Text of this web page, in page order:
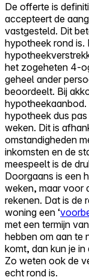
De offerte is
accepteert de
vastgesteld. Dit
hypotheek rond is.
het zogeheten 4-
geheel ander
beoordeelt. Bij
hypotheekaanbod.
hypotheek dus
weken. Dit is
omstandigheden
inkomsten en de
meespeelt is de
Doorgaans is een
weken, maar voor
rekenen. Dat is de
woning een ‘
met een termijn
hebben om aan te
komt, dan kun je in
Zo weten ook de
echt rond is.